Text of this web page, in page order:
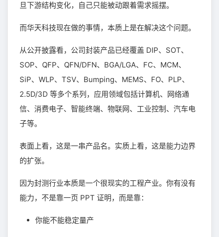
旦下游结构变化，自己只能被动跟着需求摇摆。
而华天科技现在做的事情，本质上是在解决这个问题。
从公开披露看，公司封装产品已经覆盖 DIP、SOT、
SOP、QFP、QFN/DFN、BGA/LGA、FC、MCM、
SiP、WLP、TSV、Bumping、MEMS、FO、PLP、
2.5D/3D 等多个系列，应用领域包括计算机、网络通
信、消费电子、智能终端、物联网、工业控制、汽车电
子等。
表面上看，这是一串产品名。实质上看，这是能力边界
的扩张。
因为封测行业本质是一个很现实的工程产业。你有没有
能力，不是靠一页 PPT 证明，而是靠：
你能不能稳定量产